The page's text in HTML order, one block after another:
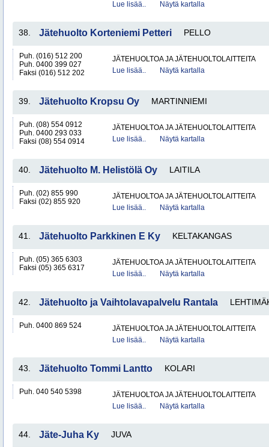
Lue lisää..
Näytä kartalla
38. Jätehuolto Korteniemi Petteri PELLO
Puh. (016) 512 200
Puh. 0400 399 027
Faksi (016) 512 202
JÄTEHUOLTOA JA JÄTEHUOLTOLAITTEITA
Lue lisää..
Näytä kartalla
39. Jätehuolto Kropsu Oy MARTINNIEMI
Puh. (08) 554 0912
Puh. 0400 293 033
Faksi (08) 554 0914
JÄTEHUOLTOA JA JÄTEHUOLTOLAITTEITA
Lue lisää..
Näytä kartalla
40. Jätehuolto M. Helistölä Oy LAITILA
Puh. (02) 855 990
Faksi (02) 855 920
JÄTEHUOLTOA JA JÄTEHUOLTOLAITTEITA
Lue lisää..
Näytä kartalla
41. Jätehuolto Parkkinen E Ky KELTAKANGAS
Puh. (05) 365 6303
Faksi (05) 365 6317
JÄTEHUOLTOA JA JÄTEHUOLTOLAITTEITA
Lue lisää..
Näytä kartalla
42. Jätehuolto ja Vaihtolavapalvelu Rantala
Puh. 0400 869 524
JÄTEHUOLTOA JA JÄTEHUOLTOLAITTEITA
Lue lisää..
Näytä kartalla
43. Jätehuolto Tommi Lantto KOLARI
Puh. 040 540 5398
JÄTEHUOLTOA JA JÄTEHUOLTOLAITTEITA
Lue lisää..
Näytä kartalla
44. Jäte-Juha Ky JUVA